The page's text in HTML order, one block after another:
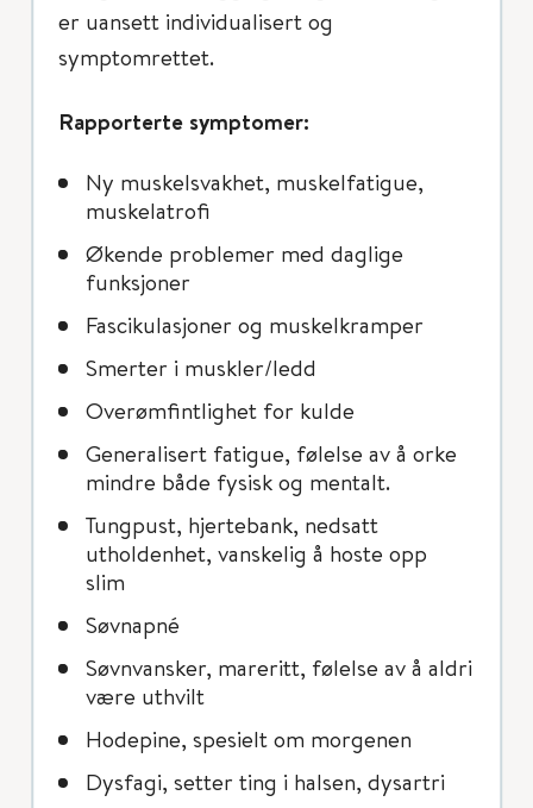
er uansett individualisert og
symptomrettet.
Rapporterte symptomer:
Ny muskelsvakhet, muskelfatigue,
muskelatrofi
Økende problemer med daglige
funksjoner
Fascikulasjoner og muskelkramper
Smerter i muskler/ledd
Overømfintlighet for kulde
Generalisert fatigue, følelse av å orke
mindre både fysisk og mentalt.
Tungpust, hjertebank, nedsatt
utholdenhet, vanskelig å hoste opp
slim
Søvnapné
Søvnvansker, mareritt, følelse av å aldri
være uthvilt
Hodepine, spesielt om morgenen
Dysfagi, setter ting i halsen, dysartri